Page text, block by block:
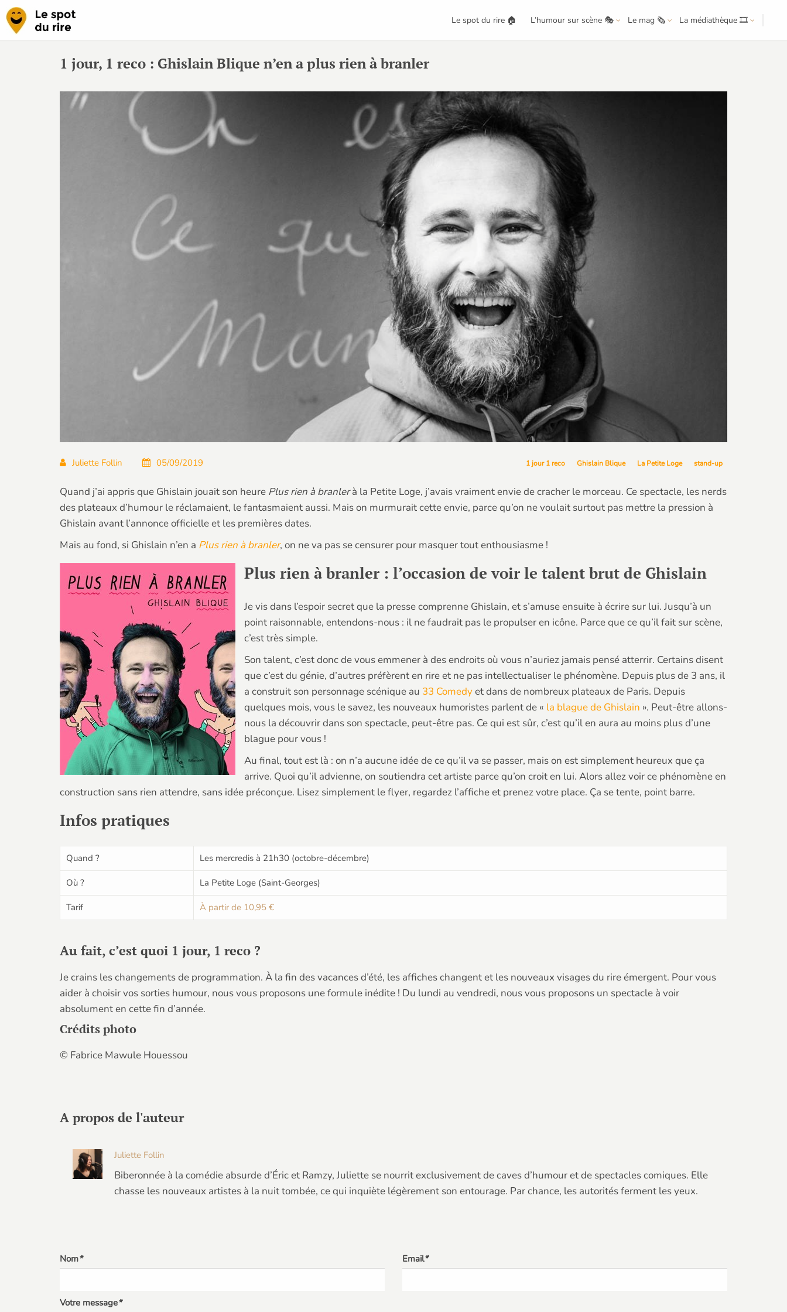
Le spot du rire 🏠 L’humour sur scène 🎭 Le mag 🗞️ La médiathèque 🎞️
1 jour, 1 reco : Ghislain Blique n’en a plus rien à branler
Juliette Follin 05/09/2019 1 jour 1 reco Ghislain Blique La Petite Loge stand-up
Quand j’ai appris que Ghislain jouait son heure Plus rien à branlerà la Petite Loge, j’avais vraiment envie de cracher le morceau. Ce spectacle, les nerds
des plateaux d’humour le réclamaient, le fantasmaient aussi. Mais on murmurait cette envie, parce qu’on ne voulait surtout pas mettre la pression à
Ghislain avant l’annonce officielle et les premières dates.
Mais au fond, si Ghislain n’en a Plus rien à branler, on ne va pas se censurer pour masquer tout enthousiasme !
Plus rien à branler : l’occasion de voir le talent brut de Ghislain
Je vis dans l’espoir secret que la presse comprenne Ghislain, et s’amuse ensuite à écrire sur lui. Jusqu’à un
point raisonnable, entendons-nous : il ne faudrait pas le propulser en icône. Parce que ce qu’il fait sur scène,
c’est très simple.
Son talent, c’est donc de vous emmener à des endroits où vous n’auriez jamais pensé atterrir. Certains disent
que c’est du génie, d’autres préfèrent en rire et ne pas intellectualiser le phénomène. Depuis plus de 3 ans, il
a construit son personnage scénique au 33 Comedyet dans de nombreux plateaux de Paris. Depuis
quelques mois, vous le savez, les nouveaux humoristes parlent de « la blague de Ghislain ». Peut-être allons-
nous la découvrir dans son spectacle, peut-être pas. Ce qui est sûr, c’est qu’il en aura au moins plus d’une
blague pour vous !
Au final, tout est là : on n’a aucune idée de ce qu’il va se passer, mais on est simplement heureux que ça
arrive. Quoi qu’il advienne, on soutiendra cet artiste parce qu’on croit en lui. Alors allez voir ce phénomène en
construction sans rien attendre, sans idée préconçue. Lisez simplement le flyer, regardez l’affiche et prenez votre place. Ça se tente, point barre.
Infos pratiques
Quand ? Les mercredis à 21h30 (octobre-décembre)
Où ? La Petite Loge (Saint-Georges)
Tarif À partir de 10,95 €
Au fait, c’est quoi 1 jour, 1 reco ?
Je crains les changements de programmation. À la fin des vacances d’été, les affiches changent et les nouveaux visages du rire émergent. Pour vous
aider à choisir vos sorties humour, nous vous proposons une formule inédite ! Du lundi au vendredi, nous vous proposons un spectacle à voir
absolument en cette fin d’année.
Crédits photo
© Fabrice Mawule Houessou
A propos de l'auteur
Juliette Follin
Biberonnée à la comédie absurde d’Éric et Ramzy, Juliette se nourrit exclusivement de caves d’humour et de spectacles comiques. Elle
chasse les nouveaux artistes à la nuit tombée, ce qui inquiète légèrement son entourage. Par chance, les autorités ferment les yeux.
Nom* Email*
Votre message*